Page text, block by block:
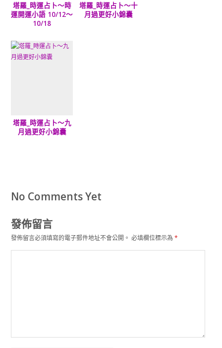
塔羅_時運占卜～時
運開運小語 10/12～
10/18
塔羅_時運占卜～十
月過更好小錦囊
塔羅_時運占卜～九
月過更好小錦囊
No Comments Yet
發佈留言
發佈留言必須填寫的電子郵件地址不會公開。 必填欄位標示為*